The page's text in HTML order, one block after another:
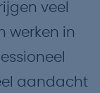
veel
werken in
aandacht